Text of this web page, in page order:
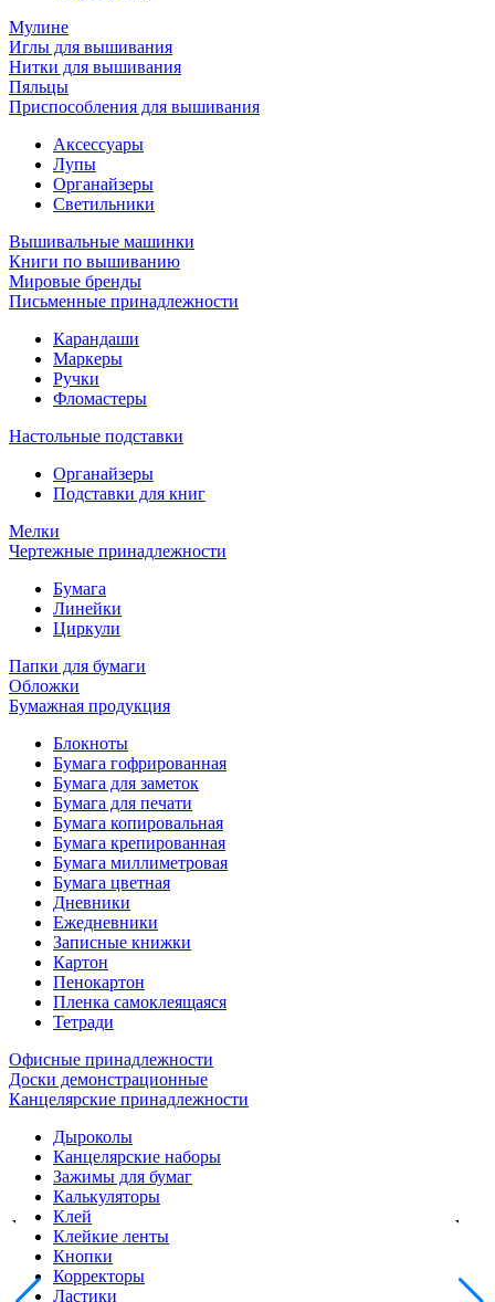
Мулине
Иглы для вышивания
Нитки для вышивания
Пяльцы
Приспособления для вышивания
Аксессуары
Лупы
Органайзеры
Светильники
Вышивальные машинки
Книги по вышиванию
Мировые бренды
Письменные принадлежности
Карандаши
Маркеры
Ручки
Фломастеры
Настольные подставки
Органайзеры
Подставки для книг
Мелки
Чертежные принадлежности
Бумага
Линейки
Циркули
Папки для бумаги
Обложки
Бумажная продукция
Блокноты
Бумага гофрированная
Бумага для заметок
Бумага для печати
Бумага копировальная
Бумага крепированная
Бумага миллиметровая
Бумага цветная
Дневники
Ежедневники
Записные книжки
Картон
Пенокартон
Пленка самоклеящаяся
Тетради
Офисные принадлежности
Доски демонстрационные
Канцелярские принадлежности
Дыроколы
Канцелярские наборы
Зажимы для бумаг
Калькуляторы
Клей
Клейкие ленты
Кнопки
Корректоры
Ластики